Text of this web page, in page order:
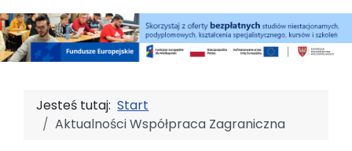
Jesteś tutaj:Start
Aktualności Współpraca Zagraniczna